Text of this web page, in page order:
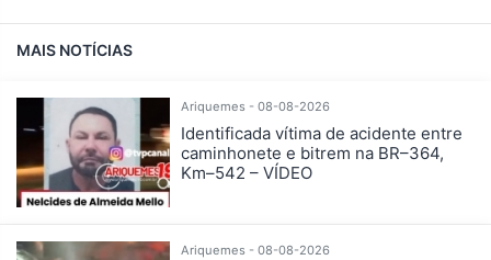
MAIS NOTÍCIAS
Ariquemes - 08-08-2026
Identificada vítima de acidente entre
caminhonete e bitrem na BR–364,
Km–542 – VÍDEO
Ariquemes - 08-08-2026